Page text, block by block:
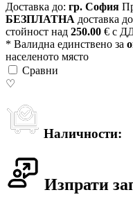
Доставка до: гр. София
БЕЗПЛАТНА доставка до
стойност над 250.00 € с
* Валидна единствено за
населеното място
Сравни
♡
Наличности:
Изпрати